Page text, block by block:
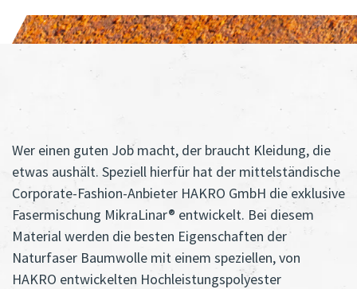
Wer einen guten Job macht, der braucht Kleidung, die
etwas aushält. Speziell hierfür hat der mittelständische
Corporate-Fashion-Anbieter HAKRO GmbH die exklusive
Fasermischung MikraLinar® entwickelt. Bei diesem
Material werden die besten Eigenschaften der
Naturfaser Baumwolle mit einem speziellen, von
HAKRO entwickelten Hochleistungspolyester